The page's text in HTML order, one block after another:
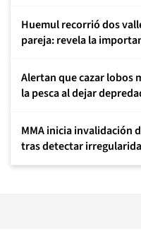
Huemul recorrió dos
pareja: revela la
Alertan que cazar lobos
la pesca al dejar
MMA inicia invalidación
tras detectar